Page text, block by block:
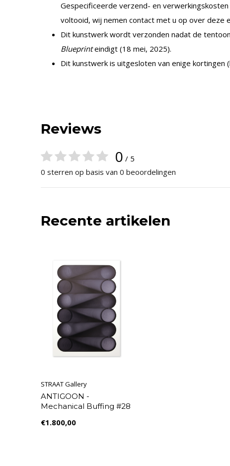
Gespecificeerde verzend- en
voltooid, wij nemen contact met u op over deze
Dit kunstwerk wordt verzonden nadat de
Blueprinteindigt (18 mei, 2025).
Dit kunstwerk is uitgesloten van enige kortingen
Reviews
0 / 5
0 sterren op basis van 0 beoordelingen
Recente artikelen
STRAAT Gallery
ANTIGOON -
Mechanical Buffing #28
€1.800,00